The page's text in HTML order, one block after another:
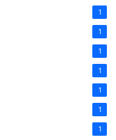
1
1
1
1
1
1
1